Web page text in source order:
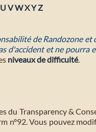
U VWXYZ
de Randozone et
d'accident et ne pourra
niveaux de difficulté.
du Transparency &
n°92. Vous pouvez